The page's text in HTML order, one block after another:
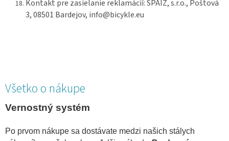
Kontakt pre zasielanie reklamácií: SPAIZ, s.r.o., Poštová
3, 08501 Bardejov, info@bicykle.eu
Všetko o nákupe
Vernostný systém
Po prvom nákupe sa dostávate medzi našich stálych